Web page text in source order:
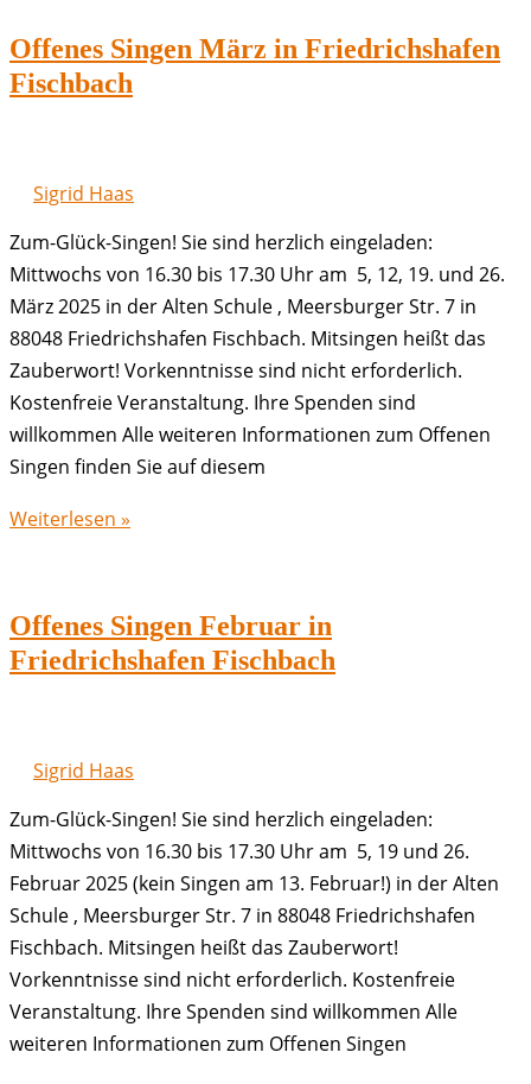
in
Friedrichshafen
Fischbach
Offenes Singen März in Friedrichshafen
Fischbach
Sigrid Haas
Zum-Glück-Singen! Sie sind herzlich eingeladen:
Mittwochs von 16.30 bis 17.30 Uhr am 5, 12, 19. und 26.
März 2025 in der Alten Schule , Meersburger Str. 7 in
88048 Friedrichshafen Fischbach. Mitsingen heißt das
Zauberwort! Vorkenntnisse sind nicht erforderlich.
Kostenfreie Veranstaltung. Ihre Spenden sind
willkommen Alle weiteren Informationen zum Offenen
Singen finden Sie auf diesem
Offenes
in
Friedrichshafen
Fischbach
Weiterlesen »
Offenes Singen Februar in
Friedrichshafen Fischbach
Sigrid Haas
Zum-Glück-Singen! Sie sind herzlich eingeladen:
Mittwochs von 16.30 bis 17.30 Uhr am 5, 19 und 26.
Februar 2025 (kein Singen am 13. Februar!) in der Alten
Schule , Meersburger Str. 7 in 88048 Friedrichshafen
Fischbach. Mitsingen heißt das Zauberwort!
Vorkenntnisse sind nicht erforderlich. Kostenfreie
Veranstaltung. Ihre Spenden sind willkommen Alle
weiteren Informationen zum Offenen Singen